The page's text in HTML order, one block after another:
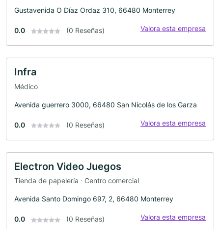
Gustavenida O Díaz Ordaz 310, 66480 Monterrey
0.0 (0 Reseñas) Valora esta empresa
Infra
Médico
Avenida guerrero 3000, 66480 San Nicolás de los Garza
0.0 (0 Reseñas) Valora esta empresa
Electron Video Juegos
Tienda de papelería · Centro comercial
Avenida Santo Domingo 697, 2, 66480 Monterrey
0.0 (0 Reseñas) Valora esta empresa